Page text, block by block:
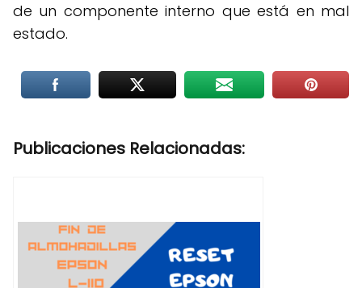
de un componente interno que está en mal
estado.
Publicaciones Relacionadas: